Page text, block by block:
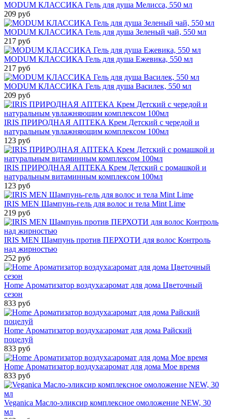
MODUM КЛАССИКА Гель для душа Мелисса, 550 мл
209 руб
MODUM КЛАССИКА Гель для душа Зеленый чай, 550 мл
217 руб
MODUM КЛАССИКА Гель для душа Ежевика, 550 мл
217 руб
MODUM КЛАССИКА Гель для душа Василек, 550 мл
209 руб
IRIS ПРИРОДНАЯ АПТЕКА Крем Детский с чередой и
натуральным увлажняющим комплексом 100мл
123 руб
IRIS ПРИРОДНАЯ АПТЕКА Крем Детский с ромашкой и
натуральным витаминным комплексом 100мл
123 руб
IRIS MEN Шампунь-гель для волос и тела Mint Lime
219 руб
IRIS MEN Шампунь против ПЕРХОТИ для волос Контроль
над жирностью
252 руб
Home Ароматизатор воздуха:аромат для дома Цветочный
сезон
833 руб
Home Ароматизатор воздуха:аромат для дома Райский
поцелуй
833 руб
Home Ароматизатор воздуха:аромат для дома Мое время
833 руб
Veganica Масло-эликсир комплексное омоложение NEW, 30
мл